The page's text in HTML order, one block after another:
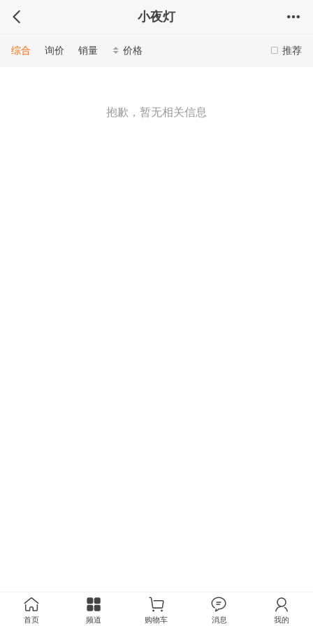
小夜灯
推荐
综合 询价 销量 价格
抱歉，暂无相关信息
首页 频道 购物车 消息 我的